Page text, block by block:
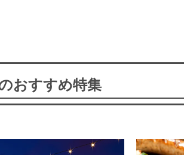
おすすめ特集